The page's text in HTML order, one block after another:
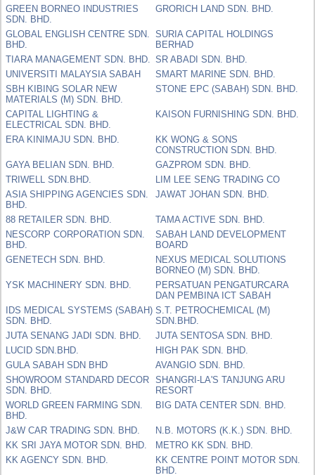
GREEN BORNEO INDUSTRIES
SDN. BHD.
GRORICH LAND SDN. BHD.
GLOBAL ENGLISH CENTRE SDN.
BHD.
SURIA CAPITAL HOLDINGS
BERHAD
TIARA MANAGEMENT SDN. BHD.
SR ABADI SDN. BHD.
UNIVERSITI MALAYSIA SABAH
SMART MARINE SDN. BHD.
SBH KIBING SOLAR NEW
MATERIALS (M) SDN. BHD.
STONE EPC (SABAH) SDN. BHD.
CAPITAL LIGHTING &
ELECTRICAL SDN. BHD.
KAISON FURNISHING SDN. BHD.
ERA KINIMAJU SDN. BHD.
KK WONG & SONS
CONSTRUCTION SDN. BHD.
GAYA BELIAN SDN. BHD.
GAZPROM SDN. BHD.
TRIWELL SDN.BHD.
LIM LEE SENG TRADING CO
ASIA SHIPPING AGENCIES SDN.
BHD.
JAWAT JOHAN SDN. BHD.
88 RETAILER SDN. BHD.
TAMA ACTIVE SDN. BHD.
NESCORP CORPORATION SDN.
BHD.
SABAH LAND DEVELOPMENT
BOARD
GENETECH SDN. BHD.
NEXUS MEDICAL SOLUTIONS
BORNEO (M) SDN. BHD.
YSK MACHINERY SDN. BHD.
PERSATUAN PENGATURCARA
DAN PEMBINA ICT SABAH
IDS MEDICAL SYSTEMS (SABAH)
SDN. BHD.
S.T. PETROCHEMICAL (M)
SDN.BHD.
JUTA SENANG JADI SDN. BHD.
JUTA SENTOSA SDN. BHD.
LUCID SDN.BHD.
HIGH PAK SDN. BHD.
GULA SABAH SDN BHD
AVANGIO SDN. BHD.
SHOWROOM STANDARD DECOR
SDN. BHD.
SHANGRI-LA'S TANJUNG ARU
RESORT
WORLD GREEN FARMING SDN.
BHD.
BIG DATA CENTER SDN. BHD.
J&W CAR TRADING SDN. BHD.
N.B. MOTORS (K.K.) SDN. BHD.
KK SRI JAYA MOTOR SDN. BHD.
METRO KK SDN. BHD.
KK AGENCY SDN. BHD.
KK CENTRE POINT MOTOR SDN.
BHD.